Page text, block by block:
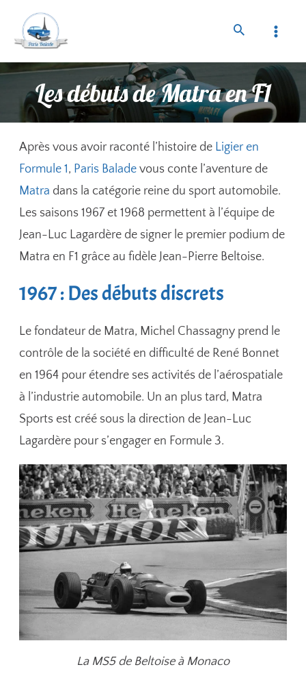
Les débuts de Matra en F1
Après vous avoir raconté l’histoire de Ligier en
Formule 1, Paris Balade vous conte l’aventure de
Matra dans la catégorie reine du sport automobile.
Les saisons 1967 et 1968 permettent à l’équipe de
Jean-Luc Lagardère de signer le premier podium de
Matra en F1 grâce au fidèle Jean-Pierre Beltoise.
1967 : Des débuts discrets
Le fondateur de Matra, Michel Chassagny prend le
contrôle de la société en difficulté de René Bonnet
en 1964 pour étendre ses activités de l’aérospatiale
à l’industrie automobile. Un an plus tard, Matra
Sports est créé sous la direction de Jean-Luc
Lagardère pour s’engager en Formule 3.
La MS5 de Beltoise à Monaco